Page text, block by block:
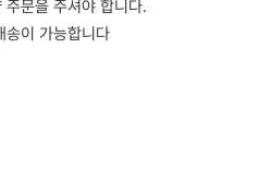
문을 주셔야 합니다.
송이 가능합니다